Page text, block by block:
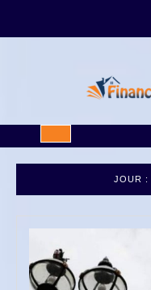
Open
Button
JOUR :